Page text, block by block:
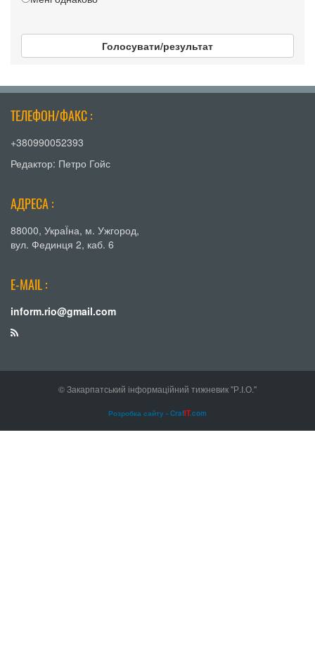
Голосувати/результат
ТЕЛЕФОН/ФАКС :
+380990052393
Редактор: Петро Гойс
АДРЕСА :
88000, УкраЇна, м. Ужгород,
вул. Фединця 2, каб. 6
E-MAIL :
inform.rio@gmail.com
© Закарпатський інформаційний тижневик "Р.І.О."
Розробка сайту - CrafIT.com